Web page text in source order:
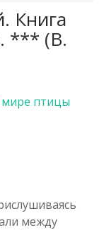
Книга
*** (В.
мире птицы
между